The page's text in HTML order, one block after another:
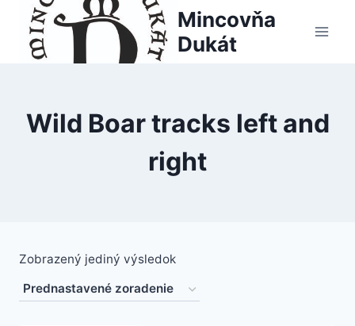
content
Mincovňa
Dukát
Wild Boar tracks left and
right
Zobrazený jediný výsledok